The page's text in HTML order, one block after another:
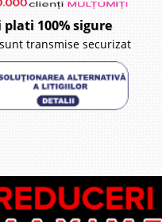
plati 100% sigure
transmise securizat